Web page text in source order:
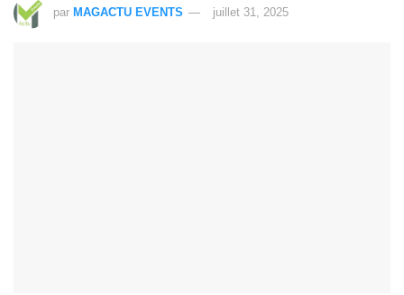
par MAGACTU EVENTS juillet 31, 2025